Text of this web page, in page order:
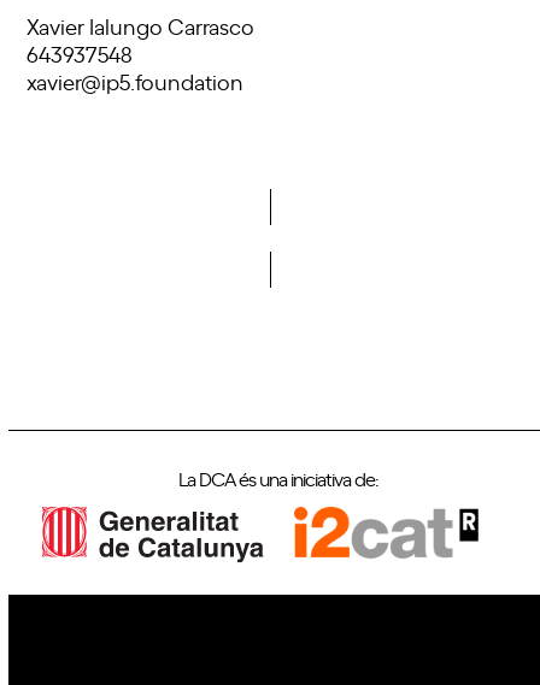
Xavier Ialungo Carrasco
643937548
xavier@ip5.foundation
La DCA és una iniciativa de: